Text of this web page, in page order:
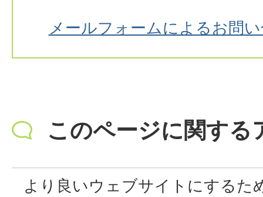
メールフォームによるお問
このページに関する
より良いウェブサイトにするた